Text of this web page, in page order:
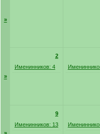
»
»
2
Именинников: 4
9
Именинников: 13